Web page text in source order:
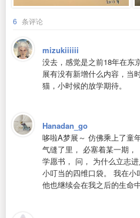
6 条评论
mizukiiiiii
没去，感觉是之前18年在东
展有没有新增什么内容，当
猫，小时候的放学期待。
Hanadan_go
哆啦A梦展～ 仿佛乘上了童
气缝了里， 必塞着某一期，
学愿书， 问， 为什么立志
小叮当的四维口袋。 我在小
他也继续会在我之后的生命